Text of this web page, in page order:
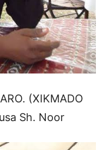
(XIKMADO
Sh. Noor